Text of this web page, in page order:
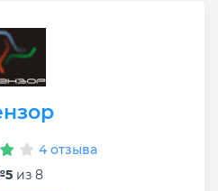
4 отзыва
из 8